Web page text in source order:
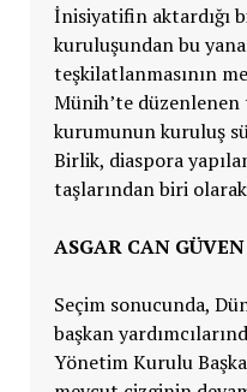
İnisiyatifin aktardığı
kuruluşundan bu
teşkilatlanmasının
Münih’te
kurumunun kuruluş
Birlik, diaspora
taşlarından biri olarak
ASGAR CAN
Seçim sonucunda,
başkan
Yönetim Kurulu